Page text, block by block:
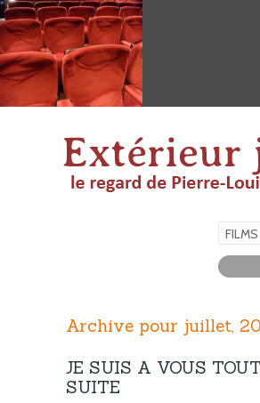
Archive pour juillet,
JE SUIS A VOUS
SUITE